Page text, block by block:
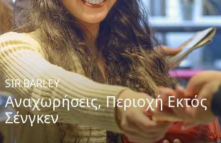
SIR BARLEY
Αναχωρήσεις, Περιοχή Εκτός
Σένγκεν